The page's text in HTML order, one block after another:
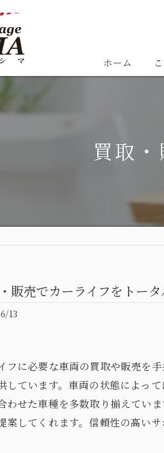
ホーム
買取
販売でカーライフをトー
13
フに必要な車両の買取や販売を
しています。車両の状態によっ
わせた車種を多数取り揃えてい
案してくれます。信頼性の高い